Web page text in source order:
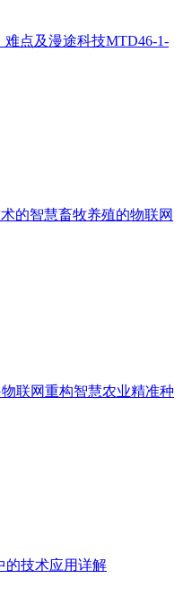
点及漫途科技MTD46-1-
的智慧畜牧养殖的物联网
联网重构智慧农业精准种
的技术应用详解